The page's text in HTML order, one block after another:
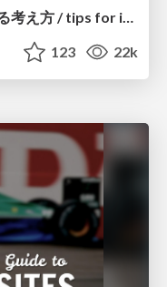
個人開発の失敗を避けるイケてる考え方 / tips for indie hackers
123 22k